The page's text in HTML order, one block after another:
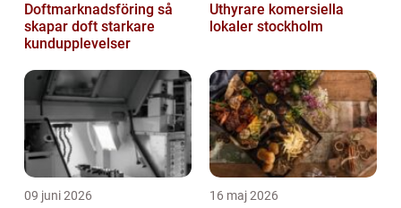
Doftmarknadsföring så
skapar doft starkare
kundupplevelser
Uthyrare komersiella
lokaler stockholm
09 juni 2026 16 maj 2026